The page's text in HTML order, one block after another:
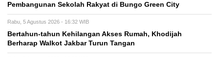
Pembangunan Sekolah Rakyat di Bungo Green City
Rabu, 5 Agustus 2026 - 16:32 WIB
Bertahun-tahun Kehilangan Akses Rumah, Khodijah
Berharap Walkot Jakbar Turun Tangan